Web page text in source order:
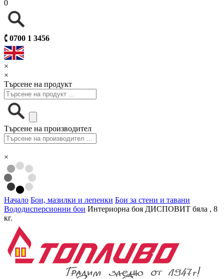
0
🕻 0700 1 3456
×
×
Търсене на продукт
Търсене на производител
×
Начало Бои, мазилки и лепенки Бои за стени и тавани
Вододисперсионни бои Интериорна боя ДИСПОВИТ бяла , 8
кг.